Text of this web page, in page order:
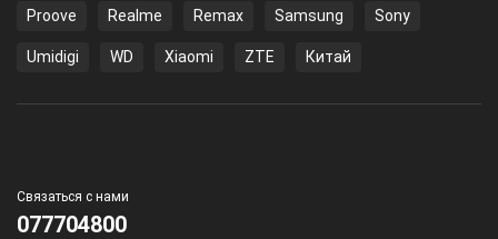
Proove Realme Remax Samsung Sony
Umidigi WD Xiaomi ZTE Китай
Связаться с нами
077704800